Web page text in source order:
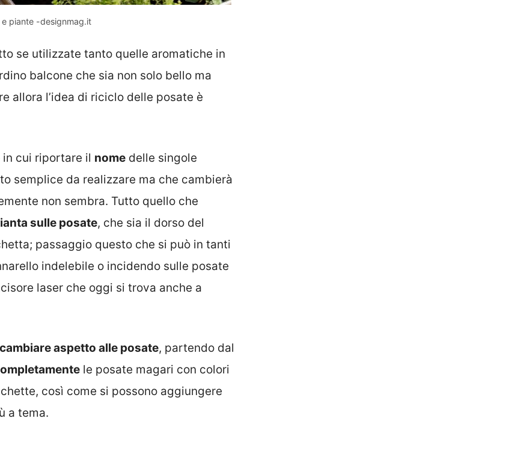
piante -designmag.it
se utilizzate tanto quelle aromatiche in
balcone che sia non solo bello ma
allora l’idea di riciclo delle posate è
in cui riportare il nome delle singole
semplice da realizzare ma che cambierà
non sembra. Tutto quello che
sulle posate, che sia il dorso del
passaggio questo che si può in tanti
indelebile o incidendo sulle posate
laser che oggi si trova anche a
cambiare aspetto alle posate, partendo dal
le posate magari con colori
così come si possono aggiungere
a tema.